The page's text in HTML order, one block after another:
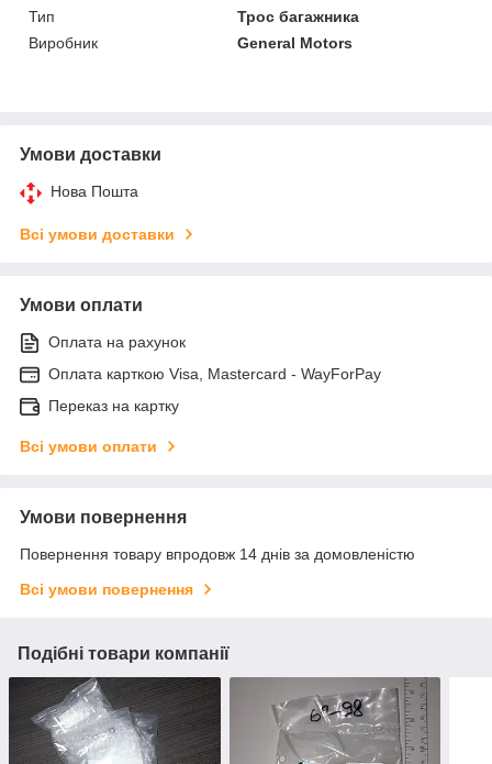
Тип
Трос багажника
Виробник
General Motors
Умови доставки
Нова Пошта
Всі умови доставки
Умови оплати
Оплата на рахунок
Оплата карткою Visa, Mastercard - WayForPay
Переказ на картку
Всі умови оплати
Умови повернення
Повернення товару впродовж 14 днів за домовленістю
Всі умови повернення
Подібні товари компанії